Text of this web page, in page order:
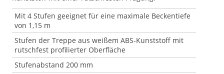
Mit 4 Stufen geeignet für eine maximale Beckentiefe
von 1,15 m
Stufen der Treppe aus weißem ABS-Kunststoff mit
rutschfest profilierter Oberfläche
Stufenabstand 200 mm